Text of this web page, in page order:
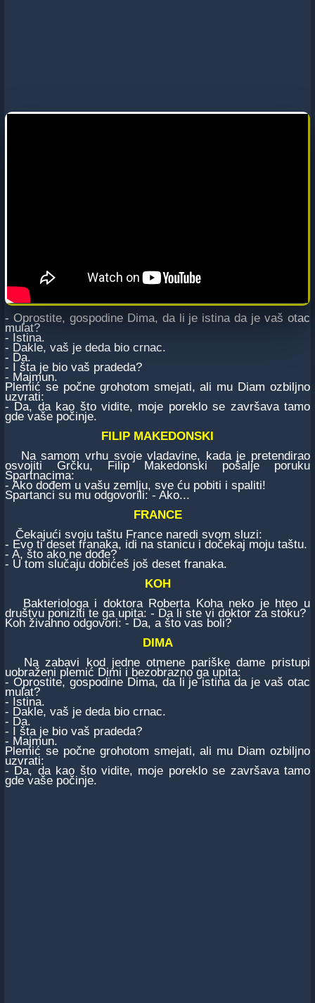
- Oprostite, gospodine Dima, da li je istina da je vaš otac
mulat?
- Istina.
- Dakle, vaš je deda bio crnac.
- Da.
- I šta je bio vaš pradeda?
- Majmun.
Plemić se počne grohotom smejati, ali mu Diam ozbiljno
uzvrati:
- Da, da kao što vidite, moje poreklo se završava tamo
gde vaše počinje.
FILIP MAKEDONSKI
Na samom vrhu svoje vladavine, kada je pretendirao
osvojiti Grčku, Filip Makedonski pošalje poruku
Spartnacima:
- Ako dođem u vašu zemlju, sve ću pobiti i spaliti!
Spartanci su mu odgovorili: - Ako...
FRANCE
Čekajući svoju taštu France naredi svom sluzi:
- Evo ti deset franaka, idi na stanicu i dočekaj moju taštu.
- A, što ako ne dođe?
- U tom slučaju dobićeš još deset franaka.
KOH
Bakteriologa i doktora Roberta Koha neko je hteo u
društvu poniziti te ga upita: - Da li ste vi doktor za stoku?
Koh živahno odgovori: - Da, a što vas boli?
DIMA
Na zabavi kod jedne otmene pariške dame pristupi
uobraženi plemić Dimi i bezobrazno ga upita:
- Oprostite, gospodine Dima, da li je istina da je vaš otac
mulat?
- Istina.
- Dakle, vaš je deda bio crnac.
- Da.
- I šta je bio vaš pradeda?
- Majmun.
Plemić se počne grohotom smejati, ali mu Diam ozbiljno
uzvrati:
- Da, da kao što vidite, moje poreklo se završava tamo
gde vaše počinje.